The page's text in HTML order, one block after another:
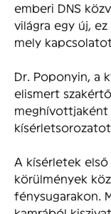
emberi DNS
világra egy új,
mely
Dr. Poponyin, a
elismert
kísérletsorozatot.
A kísérletek
körülmények
fénysugarakon.